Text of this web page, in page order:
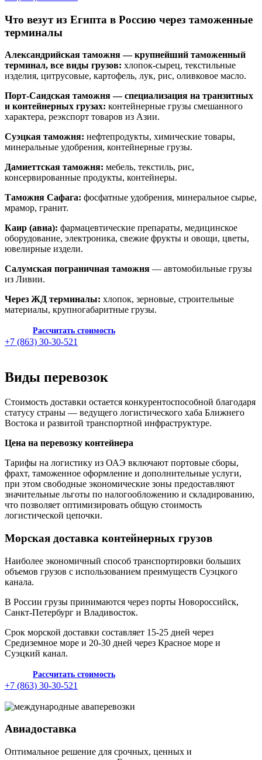
Что везут из Египта в Россию через таможенные
терминалы
Александрийская таможня — крупнейший таможенный
терминал, все виды грузов: хлопок-сырец, текстильные
изделия, цитрусовые, картофель, лук, рис, оливковое масло.
Порт-Саидская таможня — специализация на транзитных
и контейнерных грузах: контейнерные грузы смешанного
характера, реэкспорт товаров из Азии.
Суэцкая таможня: нефтепродукты, химические товары,
минеральные удобрения, контейнерные грузы.
Дамиеттская таможня: мебель, текстиль, рис,
консервированные продукты, контейнеры.
Таможня Сафага: фосфатные удобрения, минеральное сырье,
мрамор, гранит.
Каир (авиа): фармацевтические препараты, медицинское
оборудование, электроника, свежие фрукты и овощи, цветы,
ювелирные издели.
Салумская пограничная таможня — автомобильные грузы
из Ливии.
Через ЖД терминалы: хлопок, зерновые, строительные
материалы, крупногабаритные грузы.
Рассчитать стоимость
+7 (863) 30-30-521
Виды перевозок
Стоимость доставки остается конкурентоспособной благодаря
статусу страны — ведущего логистического хаба Ближнего
Востока и развитой транспортной инфраструктуре.
Цена на перевозку контейнера
Тарифы на логистику из ОАЭ включают портовые сборы,
фрахт, таможенное оформление и дополнительные услуги,
при этом свободные экономические зоны предоставляют
значительные льготы по налогообложению и складированию,
что позволяет оптимизировать общую стоимость
логистической цепочки.
Морская доставка контейнерных грузов
Наиболее экономичный способ транспортировки больших
объемов грузов с использованием преимуществ Суэцкого
канала.
В России грузы принимаются через порты Новороссийск,
Санкт-Петербург и Владивосток.
Срок морской доставки составляет 15-25 дней через
Средиземное море и 20-30 дней через Красное море и
Суэцкий канал.
Рассчитать стоимость
+7 (863) 30-30-521
Авиадоставка
Оптимальное решение для срочных, ценных и